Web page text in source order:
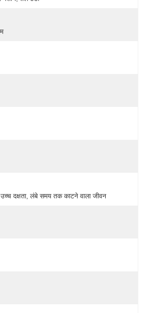
दक्षता, लंबे समय तक काटने वाला जीवन